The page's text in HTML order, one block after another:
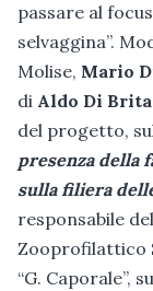
passare al
selvaggina”.
Molise, Mario
di Aldo Di Brita
del progetto,
presenza della
sulla filiera
responsabile
Zooprofilattico
“G. Caporale”,